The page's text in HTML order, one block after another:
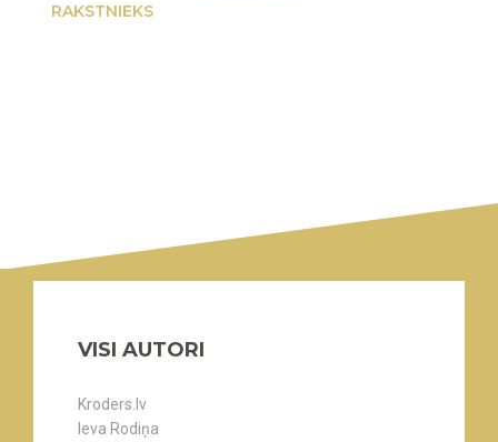
RAKSTNIEKS
VISI AUTORI
Kroders.lv
Ieva Rodiņa